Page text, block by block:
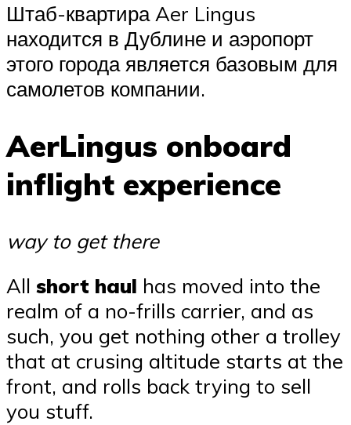
Штаб-квартира Aer Lingus
находится в Дублине и аэропорт
этого города является базовым для
самолетов компании.
AerLingus onboard
inflight experience
way to get there
All short haul has moved into the
realm of a no-frills carrier, and as
such, you get nothing other a trolley
that at crusing altitude starts at the
front, and rolls back trying to sell
you stuff.